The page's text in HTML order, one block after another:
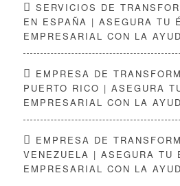
SERVICIOS DE
EN ESPAÑA | ASEGURA TU
EMPRESARIAL CON LA
EMPRESA DE
PUERTO RICO | ASEGURA
EMPRESARIAL CON LA
EMPRESA DE
VENEZUELA | ASEGURA TU
EMPRESARIAL CON LA